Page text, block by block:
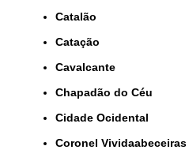
Catalão
Catação
Cavalcante
Chapadão do Céu
Cidade Ocidental
Coronel Vividaabeceiras